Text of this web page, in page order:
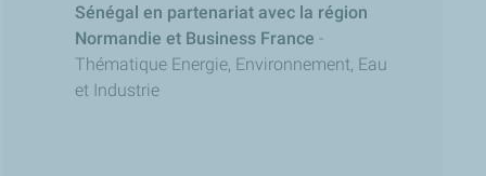
Sénégal en partenariat avec la région
Normandie et Business France -
Thématique Energie, Environnement, Eau
et Industrie